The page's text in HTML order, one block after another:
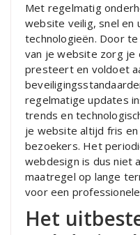
Met regelmatig
website veilig, snel
technologieën. Door
van je website zorg je
presteert en voldoet
regelmatige updates
trends en
je website altijd fris
bezoekers. Het
webdesign is dus niet
maatregel op lange
voor een
Het